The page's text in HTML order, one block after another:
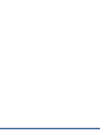
губка
подойдёт